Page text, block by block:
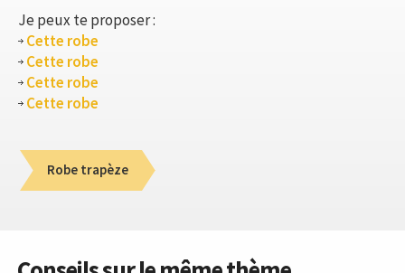
Je peux te proposer :
Cette robe
Cette robe
Cette robe
Cette robe
Robe trapèze